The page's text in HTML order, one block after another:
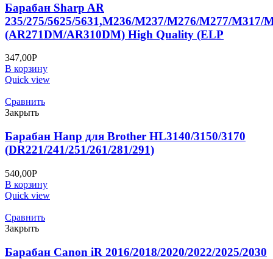
Барабан Sharp AR
235/275/5625/5631,M236/M237/M276/M277/M317/
(AR271DM/AR310DM) High Quality (ELP
347,00Р
В корзину
Quick view
Сравнить
Закрыть
Барабан Hanp для Brother HL3140/3150/3170
(DR221/241/251/261/281/291)
540,00Р
В корзину
Quick view
Сравнить
Закрыть
Барабан Canon iR 2016/2018/2020/2022/2025/2030